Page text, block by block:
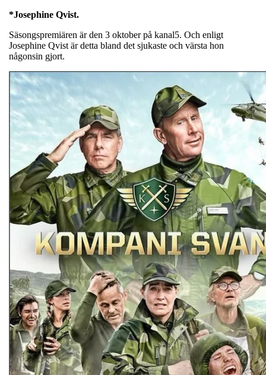
*Josephine Qvist.
Säsongspremiären är den 3 oktober på kanal5. Och enligt
Josephine Qvist är detta bland det sjukaste och värsta hon
någonsin gjort.